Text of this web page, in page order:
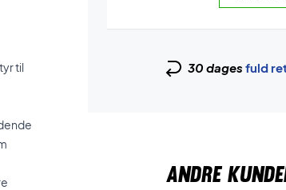
til
30 dages fuld
ANDRE